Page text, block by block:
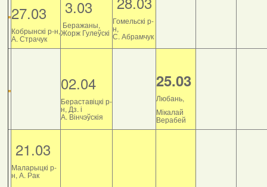
27.03
Кобрынскі р-н,
А. Страчук
3.03
Беражаны,
Жорж Гулеўскі
Гомельскі р-
н,
С. Абрамчук
02.04
Бераставіцкі р-
н, Дз. і
А. Вінчэўскія
25.03
Любань,
Мікалай
Верабей
21.03
Маларыцкі р-
н, А. Рак